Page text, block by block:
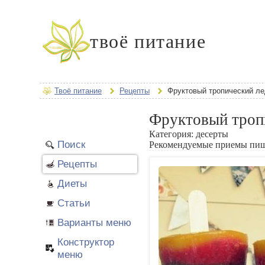
твоё питание
Твоё питание Рецепты Фруктовый тропический
Поиск
Рецепты
Диеты
Статьи
Варианты меню
Конструктор
меню
Фруктовый
Категория: десерты
Рекомендуемые приемы